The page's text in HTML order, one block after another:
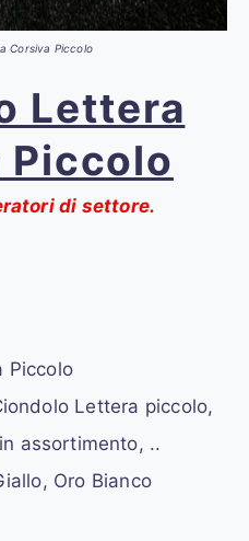
Corsiva Piccolo
Lettera
Piccolo
di settore.
Piccolo
Lettera piccolo,
assortimento, ..
Oro Bianco